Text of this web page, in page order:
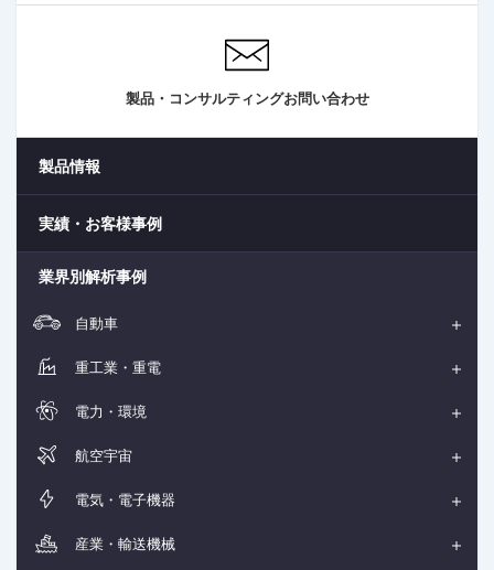
製品・コンサルティングお問い合わせ
製品情報
実績・お客様事例
業界別解析事例
自動車
重工業・重電
電力・環境
航空宇宙
電気・電子機器
産業・輸送機械